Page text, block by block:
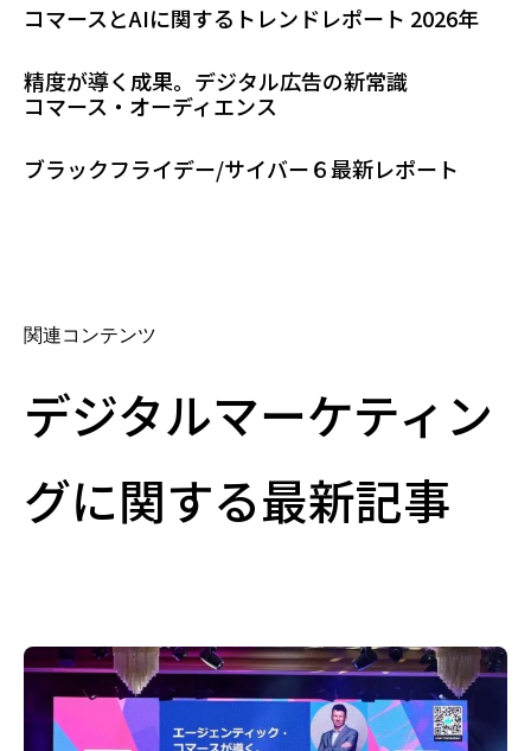
コマースとAIに関するトレンドレポート 2026年
精度が導く成果。デジタル広告の新常識
コマース・オーディエンス
ブラックフライデー/サイバー６最新レポート
関連コンテンツ
デジタルマーケティン
グに関する最新記事